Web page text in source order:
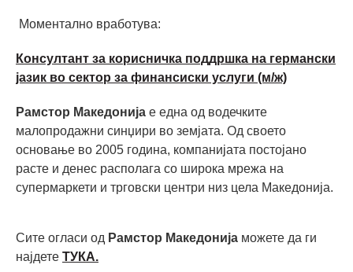
Моментално вработува:
Консултант за корисничка поддршка на германски
јазик во сектор за финансиски услуги (м/ж)
Рамстор Македонија е една од водечките
малопродажни синџири во земјата. Од своето
основање во 2005 година, компанијата постојано
расте и денес располага со широка мрежа на
супермаркети и трговски центри низ цела Македонија.
Сите огласи од Рамстор Македонија можете да ги
најдете ТУКА.